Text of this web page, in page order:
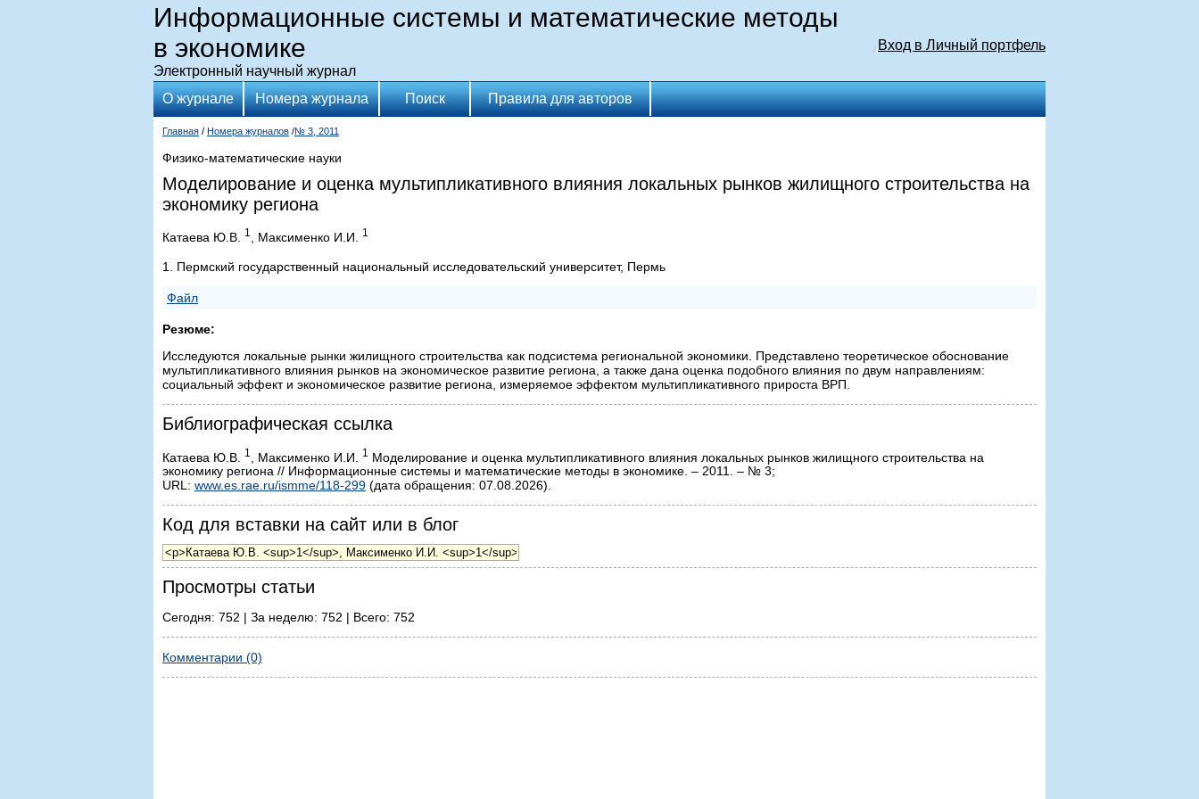
Информационные системы и математические методы
в экономике
Электронный научный журнал
Вход в Личный портфель
О журнале Номера журнала Поиск Правила для авторов
Главная / Номера журналов /№ 3, 2011
Физико-математические науки
Моделирование и оценка мультипликативного влияния локальных рынков жилищного строительства на
экономику региона
Катаева Ю.В. 1 , Максименко И.И. 1
1. Пермский государственный национальный исследовательский университет, Пермь
Файл
Резюме:
Исследуются локальные рынки жилищного строительства как подсистема региональной экономики. Представлено теоретическое обоснование
мультипликативного влияния рынков на экономическое развитие региона, а также дана оценка подобного влияния по двум направлениям:
социальный эффект и экономическое развитие региона, измеряемое эффектом мультипликативного прироста ВРП.
Библиографическая ссылка
Катаева Ю.В. 1 , Максименко И.И. 1
Моделирование и оценка мультипликативного влияния локальных рынков жилищного строительства на
экономику региона // Информационные системы и математические методы в экономике. – 2011. – № 3;
URL: www.es.rae.ru/ismme/118-299 (дата обращения: 07.08.2026).
Код для вставки на сайт или в блог
Просмотры статьи
Сегодня: 752 | За неделю: 752 | Всего: 752
Комментарии (0)